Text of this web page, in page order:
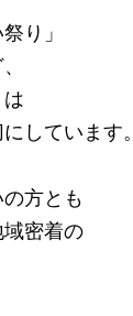
り」
は
しています。
方とも
密着の